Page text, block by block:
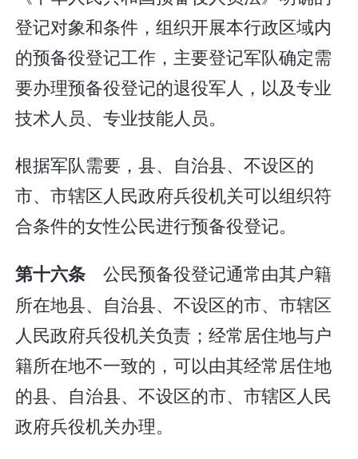
登记对象和条件，组织开展本行政区域内
的预备役登记工作，主要登记军队确定需
要办理预备役登记的退役军人，以及专业
技术人员、专业技能人员。
根据军队需要，县、自治县、不设区的
市、市辖区人民政府兵役机关可以组织符
合条件的女性公民进行预备役登记。
第十六条公民预备役登记通常由其户籍
所在地县、自治县、不设区的市、市辖区
人民政府兵役机关负责；经常居住地与户
籍所在地不一致的，可以由其经常居住地
的县、自治县、不设区的市、市辖区人民
政府兵役机关办理。